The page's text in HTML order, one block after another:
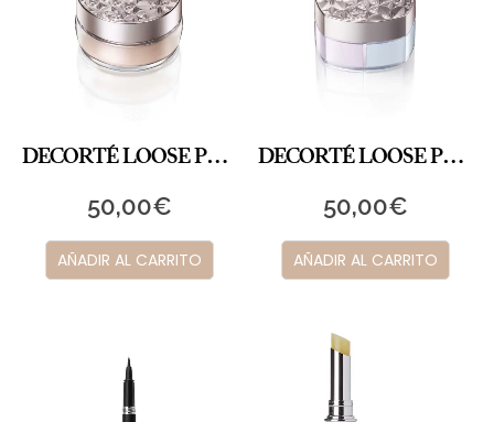
DECORTÉ LOOSE POWDER 06
50,00€
AÑADIR AL CARRITO
DECORTÉ LOOSE POWDER 101
50,00€
AÑADIR AL CARRITO